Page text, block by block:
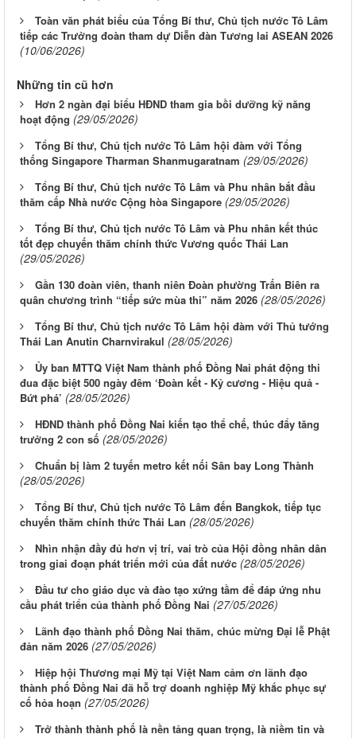
Toàn văn phát biểu của Tổng Bí thư, Chủ tịch nước Tô Lâm
tiếp các Trưởng đoàn tham dự Diễn đàn Tương lai ASEAN 2026
(10/06/2026)
Những tin cũ hơn
Hơn 2 ngàn đại biểu HĐND tham gia bồi dưỡng kỹ năng
hoạt động (29/05/2026)
Tổng Bí thư, Chủ tịch nước Tô Lâm hội đàm với Tổng
thống Singapore Tharman Shanmugaratnam (29/05/2026)
Tổng Bí thư, Chủ tịch nước Tô Lâm và Phu nhân bắt đầu
thăm cấp Nhà nước Cộng hòa Singapore (29/05/2026)
Tổng Bí thư, Chủ tịch nước Tô Lâm và Phu nhân kết thúc
tốt đẹp chuyến thăm chính thức Vương quốc Thái Lan
(29/05/2026)
Gần 130 đoàn viên, thanh niên Đoàn phường Trấn Biên ra
quân chương trình “tiếp sức mùa thi” năm 2026 (28/05/2026)
Tổng Bí thư, Chủ tịch nước Tô Lâm hội đàm với Thủ tướng
Thái Lan Anutin Charnvirakul (28/05/2026)
Ủy ban MTTQ Việt Nam thành phố Đồng Nai phát động thi
đua đặc biệt 500 ngày đêm ‘Đoàn kết - Kỷ cương - Hiệu quả -
Bứt phá’ (28/05/2026)
HĐND thành phố Đồng Nai kiến tạo thể chế, thúc đẩy tăng
trưởng 2 con số (28/05/2026)
Chuẩn bị làm 2 tuyến metro kết nối Sân bay Long Thành
(28/05/2026)
Tổng Bí thư, Chủ tịch nước Tô Lâm đến Bangkok, tiếp tục
chuyến thăm chính thức Thái Lan (28/05/2026)
Nhìn nhận đầy đủ hơn vị trí, vai trò của Hội đồng nhân dân
trong giai đoạn phát triển mới của đất nước (28/05/2026)
Đầu tư cho giáo dục và đào tạo xứng tầm để đáp ứng nhu
cầu phát triển của thành phố Đồng Nai (27/05/2026)
Lãnh đạo thành phố Đồng Nai thăm, chúc mừng Đại lễ Phật
đản năm 2026 (27/05/2026)
Hiệp hội Thương mại Mỹ tại Việt Nam cảm ơn lãnh đạo
thành phố Đồng Nai đã hỗ trợ doanh nghiệp Mỹ khắc phục sự
cố hỏa hoạn (27/05/2026)
Trở thành thành phố là nền tảng quan trọng, là niềm tin và